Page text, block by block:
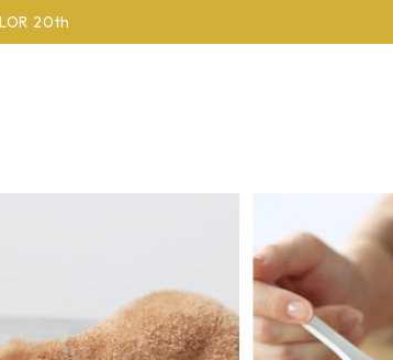
20th